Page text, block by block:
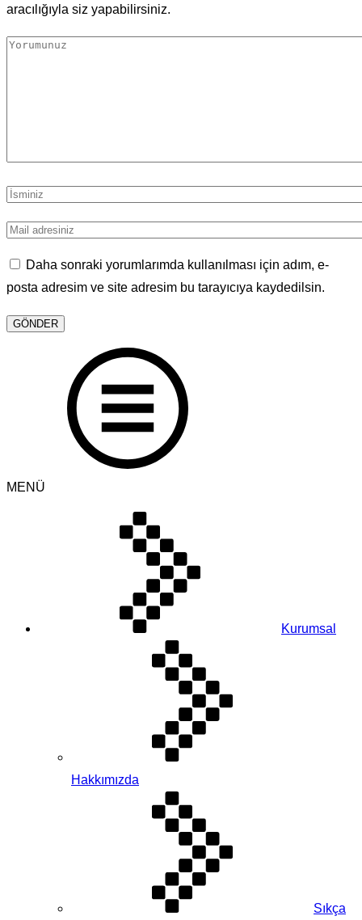
aracılığıyla siz yapabilirsiniz.
Daha sonraki yorumlarımda kullanılması için adım, e-
posta adresim ve site adresim bu tarayıcıya kaydedilsin.
MENÜ
Kurumsal
Hakkımızda
Sıkça